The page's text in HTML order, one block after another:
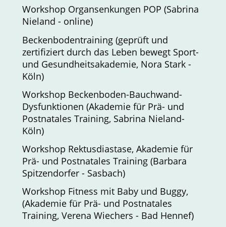
Workshop Organsenkungen POP (Sabrina
Nieland - online)
Beckenbodentraining (geprüft und
zertifiziert durch das Leben bewegt Sport-
und Gesundheitsakademie, Nora Stark -
Köln)
Workshop Beckenboden-Bauchwand-
Dysfunktionen (Akademie für Prä- und
Postnatales Training, Sabrina Nieland-
Köln)
Workshop Rektusdiastase, Akademie für
Prä- und Postnatales Training (Barbara
Spitzendorfer - Sasbach)
Workshop Fitness mit Baby und Buggy,
(Akademie für Prä- und Postnatales
Training, Verena Wiechers - Bad Hennef)